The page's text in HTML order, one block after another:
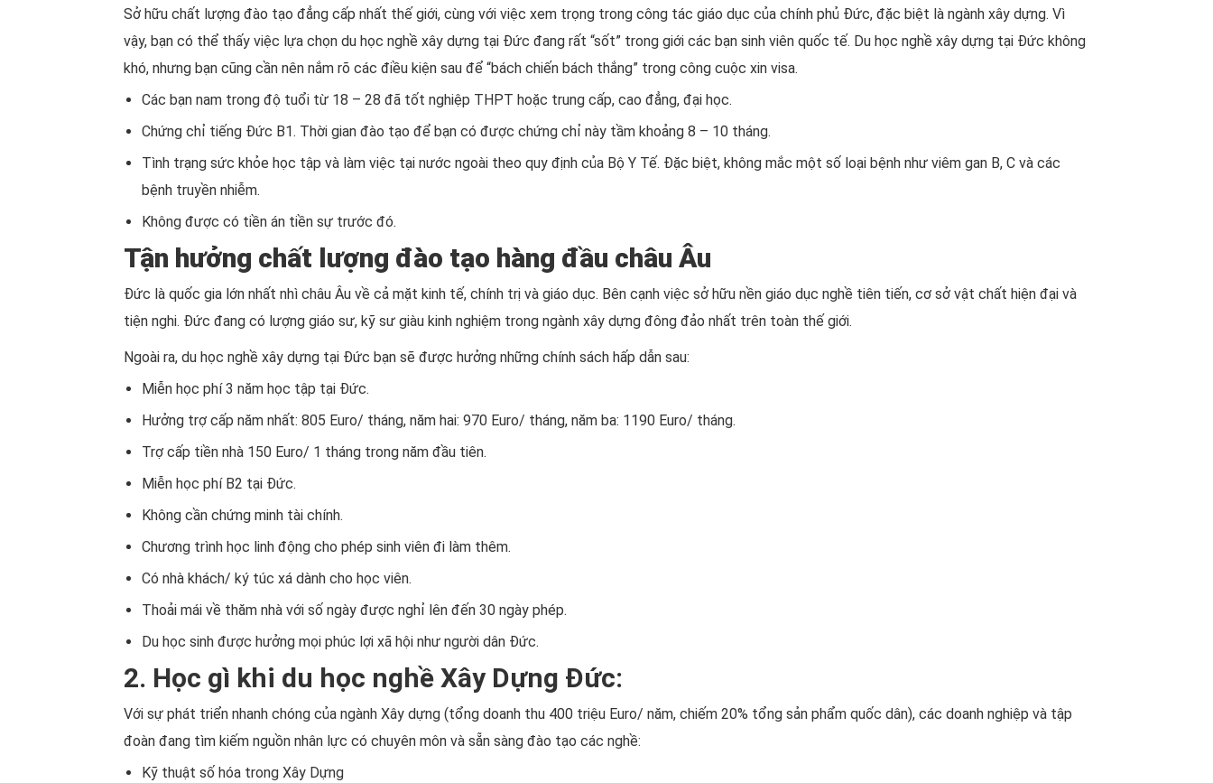
Sở hữu chất lượng đào tạo đẳng cấp nhất thế giới, cùng với việc xem trọng trong công tác giáo dục của chính phủ Đức, đặc biệt là ngành xây dựng. Vì
vậy, bạn có thể thấy việc lựa chọn du học nghề xây dựng tại Đức đang rất “sốt” trong giới các bạn sinh viên quốc tế. Du học nghề xây dựng tại Đức không
khó, nhưng bạn cũng cần nên nắm rõ các điều kiện sau để “bách chiến bách thắng” trong công cuộc xin visa.
Các bạn nam trong độ tuổi từ 18 – 28 đã tốt nghiệp THPT hoặc trung cấp, cao đẳng, đại học.
Chứng chỉ tiếng Đức B1. Thời gian đào tạo để bạn có được chứng chỉ này tầm khoảng 8 – 10 tháng.
Tình trạng sức khỏe học tập và làm việc tại nước ngoài theo quy định của Bộ Y Tế. Đặc biệt, không mắc một số loại bệnh như viêm gan B, C và các
bệnh truyền nhiễm.
Không được có tiền án tiền sự trước đó.
Tận hưởng chất lượng đào tạo hàng đầu châu Âu
Đức là quốc gia lớn nhất nhì châu Âu về cả mặt kinh tế, chính trị và giáo dục. Bên cạnh việc sở hữu nền giáo dục nghề tiên tiến, cơ sở vật chất hiện đại và
tiện nghi. Đức đang có lượng giáo sư, kỹ sư giàu kinh nghiệm trong ngành xây dựng đông đảo nhất trên toàn thế giới.
Ngoài ra, du học nghề xây dựng tại Đức bạn sẽ được hưởng những chính sách hấp dẫn sau:
Miễn học phí 3 năm học tập tại Đức.
Hưởng trợ cấp năm nhất: 805 Euro/ tháng, năm hai: 970 Euro/ tháng, năm ba: 1190 Euro/ tháng.
Trợ cấp tiền nhà 150 Euro/ 1 tháng trong năm đầu tiên.
Miễn học phí B2 tại Đức.
Không cần chứng minh tài chính.
Chương trình học linh động cho phép sinh viên đi làm thêm.
Có nhà khách/ ký túc xá dành cho học viên.
Thoải mái về thăm nhà với số ngày được nghỉ lên đến 30 ngày phép.
Du học sinh được hưởng mọi phúc lợi xã hội như người dân Đức.
2. Học gì khi du học nghề Xây Dựng Đức:
Với sự phát triển nhanh chóng của ngành Xây dựng (tổng doanh thu 400 triệu Euro/ năm, chiếm 20% tổng sản phẩm quốc dân), các doanh nghiệp và tập
đoàn đang tìm kiếm nguồn nhân lực có chuyên môn và sẵn sàng đào tạo các nghề:
Kỹ thuật số hóa trong Xây Dựng